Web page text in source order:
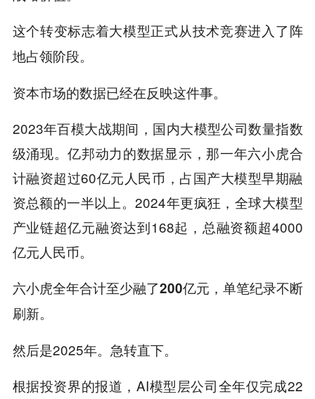
这个转变标志着大模型正式从技术竞赛进入了阵
地占领阶段。
资本市场的数据已经在反映这件事。
2023年百模大战期间，国内大模型公司数量指数
级涌现。亿邦动力的数据显示，那一年六小虎合
计融资超过60亿元人民币，占国产大模型早期融
资总额的一半以上。2024年更疯狂，全球大模型
产业链超亿元融资达到168起，总融资额超4000
亿元人民币。
六小虎全年合计至少融了200亿元，单笔纪录不断
刷新。
然后是2025年。急转直下。
根据投资界的报道，AI模型层公司全年仅完成22